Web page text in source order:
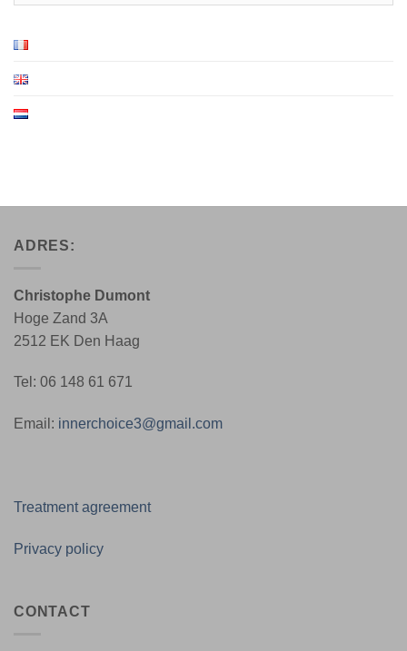
ADRES:
Christophe Dumont
Hoge Zand 3A
2512 EK Den Haag
Tel: 06 148 61 671
Email: innerchoice3@gmail.com
Treatment agreement
Privacy policy
CONTACT